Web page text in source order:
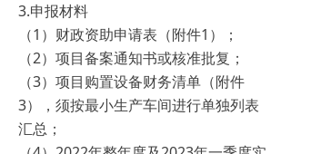
3.申报材料
（1）财政资助申请表（附件1）；
（2）项目备案通知书或核准批复；
（3）项目购置设备财务清单（附件
3），须按最小生产车间进行单独列表
汇总；